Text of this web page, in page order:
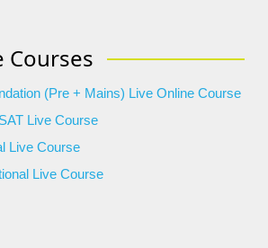
Courses
(Pre + Mains) Live Online Course
Live Course
Live Course
Live Course